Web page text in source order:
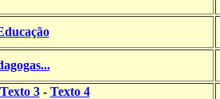
Texto 3- Texto 4